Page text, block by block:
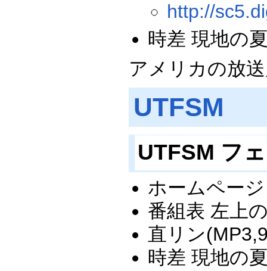
http://
時差 現地の
アメリカの放
UTFSM
UTFSM フ
ホームペー
番組表 左上
直リン
時差 現地の